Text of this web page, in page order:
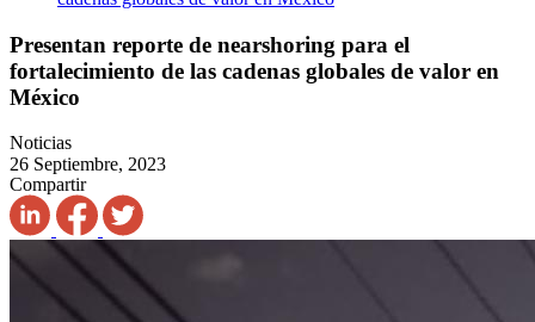
Presentan reporte de nearshoring para el
fortalecimiento de las cadenas globales de valor en
México
Noticias
26 Septiembre, 2023
Compartir